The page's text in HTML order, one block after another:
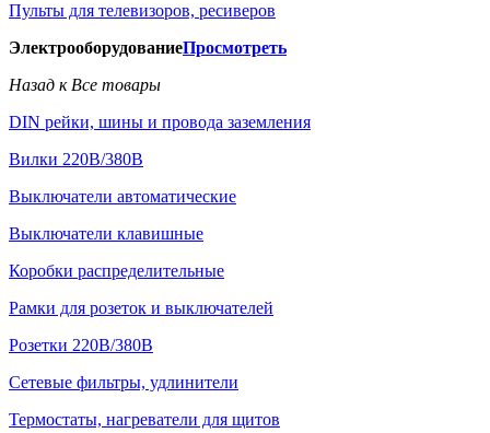
Пульты для телевизоров, ресиверов
ЭлектрооборудованиеПросмотреть
Назад к Все товары
DIN рейки, шины и провода заземления
Вилки 220В/380В
Выключатели автоматические
Выключатели клавишные
Коробки распределительные
Рамки для розеток и выключателей
Розетки 220В/380В
Сетевые фильтры, удлинители
Термостаты, нагреватели для щитов